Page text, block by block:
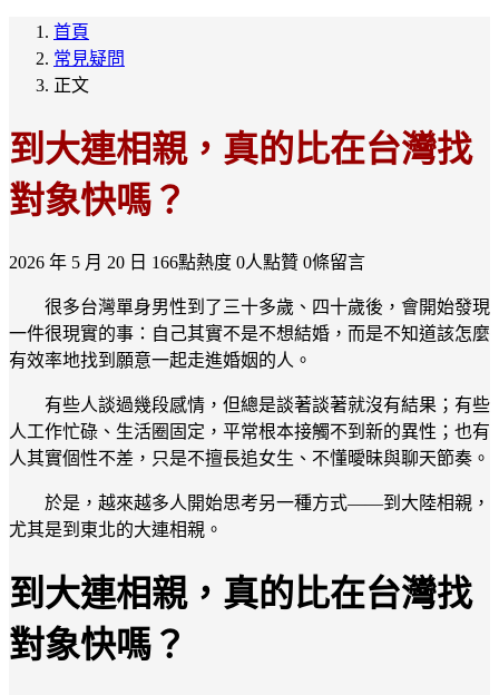
首頁
常見疑問
正文
到大連相親，真的比在台灣找
對象快嗎？
2026 年 5 月 20 日 166點熱度 0人點贊 0條留言
很多台灣單身男性到了三十多歲、四十歲後，會開始發現
一件很現實的事：自己其實不是不想結婚，而是不知道該怎麼
有效率地找到願意一起走進婚姻的人。
有些人談過幾段感情，但總是談著談著就沒有結果；有些
人工作忙碌、生活圈固定，平常根本接觸不到新的異性；也有
人其實個性不差，只是不擅長追女生、不懂曖昧與聊天節奏。
於是，越來越多人開始思考另一種方式——到大陸相親，
尤其是到東北的大連相親。
到大連相親，真的比在台灣找
對象快嗎？